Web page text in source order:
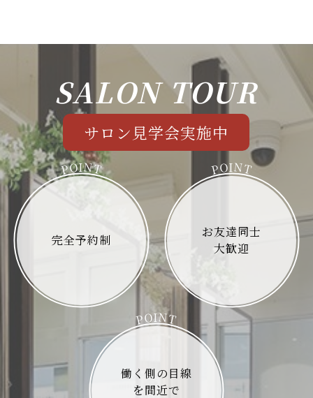
SALON TOUR
サロン見学会実施中
POINT
完全予約制
POINT
お友達同士
大歓迎
POINT
働く側の目線
を間近で